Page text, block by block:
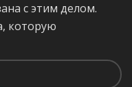
с этим делом.
которую